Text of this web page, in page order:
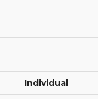
Individual